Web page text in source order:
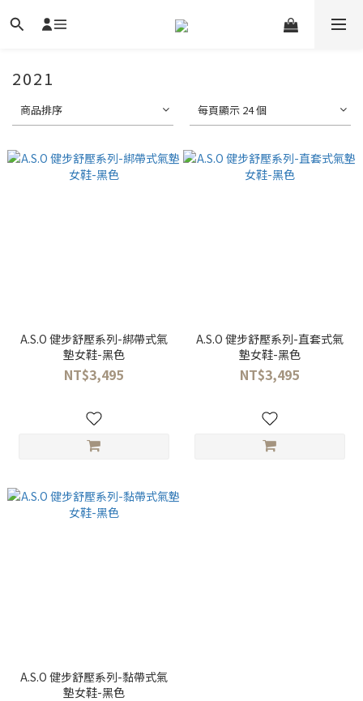
2021
商品排序 每頁顯示 24 個
A.S.O 健步舒壓系列-綁帶式氣
墊女鞋-黑色
NT$3,495
A.S.O 健步舒壓系列-直套式氣
墊女鞋-黑色
NT$3,495
A.S.O 健步舒壓系列-黏帶式氣
墊女鞋-黑色